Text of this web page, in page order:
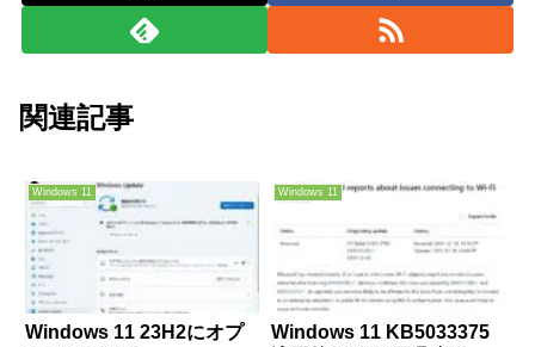
関連記事
Windows 11
Windows 11 23H2にオプ
Windows 11
Windows 11 KB5033375